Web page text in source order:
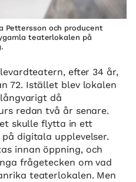
Pettersson och producent
teaterlokalen på
efter 34 år,
72. Istället blev lokalen
då
redan två år senare.
skulle flytta in ett
digitala upplevelser.
innan öppning, och
frågetecken om vad
teaterlokalen. Men